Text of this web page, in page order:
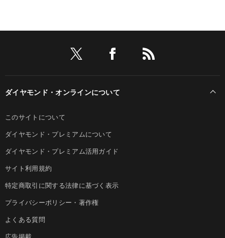
ダイヤモンド・オンラインについて
このサイトについて
ダイヤモンド・プレミアムについて
ダイヤモンド・プレミアム活用ガイド
サイト利用規約
特定商取引に関する法律に基づく表示
プライバシーポリシー・著作権
よくある質問
広告掲載